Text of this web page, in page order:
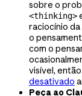
sobre o
<thinking>
raciocínio da
o
com o
visível,
desativado
Peça ao